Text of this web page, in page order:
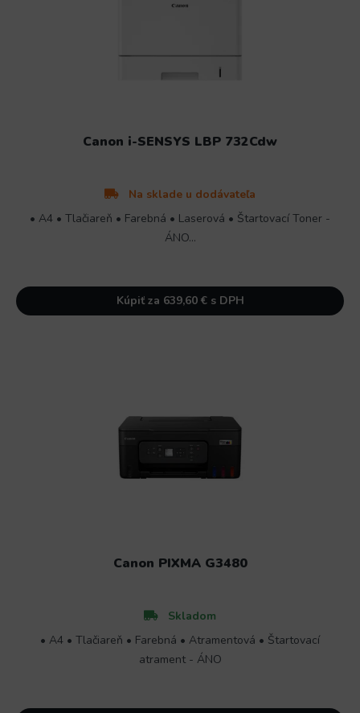
Canon i-SENSYS LBP 732Cdw
Na sklade u dodávateľa
• A4 • Tlačiareň • Farebná • Laserová • Štartovací Toner -
ÁNO...
Kúpiť za 639,60 € s DPH
Canon PIXMA G3480
Skladom
• A4 • Tlačiareň • Farebná • Atramentová • Štartovací
atrament - ÁNO